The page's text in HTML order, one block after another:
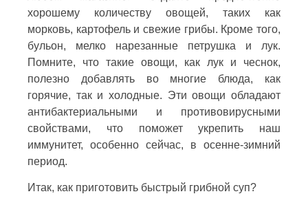
хорошему количеству овощей, таких как
морковь, картофель и свежие грибы. Кроме того,
бульон, мелко нарезанные петрушка и лук.
Помните, что такие овощи, как лук и чеснок,
полезно добавлять во многие блюда, как
горячие, так и холодные. Эти овощи обладают
антибактериальными и противовирусными
свойствами, что поможет укрепить наш
иммунитет, особенно сейчас, в осенне-зимний
период.
Итак, как приготовить быстрый грибной суп?